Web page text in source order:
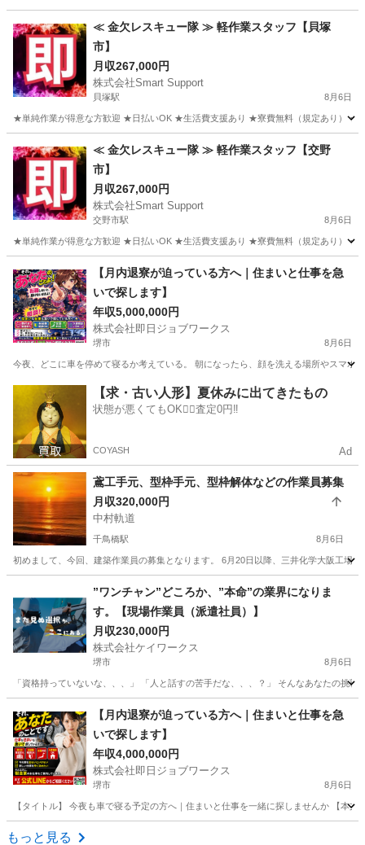
和泉中央駅 その他 単純作業
≪ 金欠レスキュー隊 ≫ 軽作業スタッフ【貝塚
市】
月収267,000円
株式会社Smart Support
貝塚駅 8月6日
★単純作業が得意な方歓迎 ★日払いOK ★生活費支援あり ★寮費無料（規定あり） ★
貝塚駅 その他 単純作業
≪ 金欠レスキュー隊 ≫ 軽作業スタッフ【交野
市】
月収267,000円
株式会社Smart Support
交野市駅 8月6日
★単純作業が得意な方歓迎 ★日払いOK ★生活費支援あり ★寮費無料（規定あり） ★
交野市駅 その他 単純作業
【月内退寮が迫っている方へ｜住まいと仕事を急
いで探します】
年収5,000,000円
株式会社即日ジョブワークス
堺市 8月6日
今夜、どこに車を停めて寝るか考えている。 朝になったら、顔を洗える場所やスマ
その他 未経験
【求・古い人形】夏休みに出てきたもの
状態が悪くてもOK🙆‍♀️査定0円‼️
COYASH Ad
鳶工手元、型枠手元、型枠解体などの作業員募集
月収320,000円
中村軌道
千鳥橋駅 8月6日
初めまして、今回、建築作業員の募集となります。 6月20日以降、三井化学大阪工
千鳥橋駅 その他
”ワンチャン”どころか、”本命”の業界になりま
す。【現場作業員（派遣社員）】
月収230,000円
株式会社ケイワークス
堺市 8月6日
「資格持っていないな、、、」 「人と話すの苦手だな、、、？」 そんなあなたの挑
その他
【月内退寮が迫っている方へ｜住まいと仕事を急
いで探します】
年収4,000,000円
株式会社即日ジョブワークス
堺市 8月6日
【タイトル】 今夜も車で寝る予定の方へ｜住まいと仕事を一緒に探しませんか 【本
大阪 堺市
もっと見る